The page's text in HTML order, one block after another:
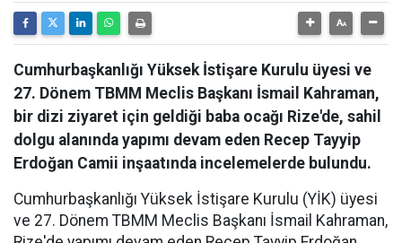
Cumhurbaşkanlığı Yüksek İstişare Kurulu üyesi ve
27. Dönem TBMM Meclis Başkanı İsmail Kahraman,
bir dizi ziyaret için geldiği baba ocağı Rize'de, sahil
dolgu alanında yapımı devam eden Recep Tayyip
Erdoğan Camii inşaatında incelemelerde bulundu.
Cumhurbaşkanlığı Yüksek İstişare Kurulu (YİK) üyesi
ve 27. Dönem TBMM Meclis Başkanı İsmail Kahraman,